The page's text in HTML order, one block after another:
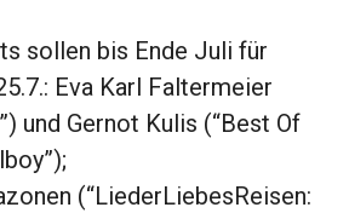
sollen bis Ende Juli für
Eva Karl Faltermeier
und Gernot Kulis (“Best Of
(“LiederLiebesReisen: